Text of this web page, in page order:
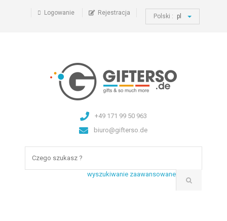
Logowanie Rejestracja Polski : pl
+49 171 99 50 963
biuro@gifterso.de
wyszukiwanie zaawansowane